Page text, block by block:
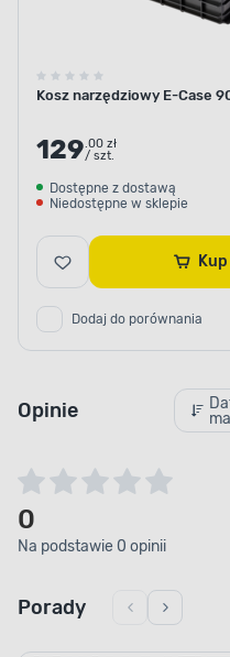
Kosz narzędziowy E-Case
129.00 zł
/ szt.
Dostępne z dostawą
Niedostępne w sklepie
Dodaj do porównania
Opinie
0
Na podstawie 0 opinii
Porady